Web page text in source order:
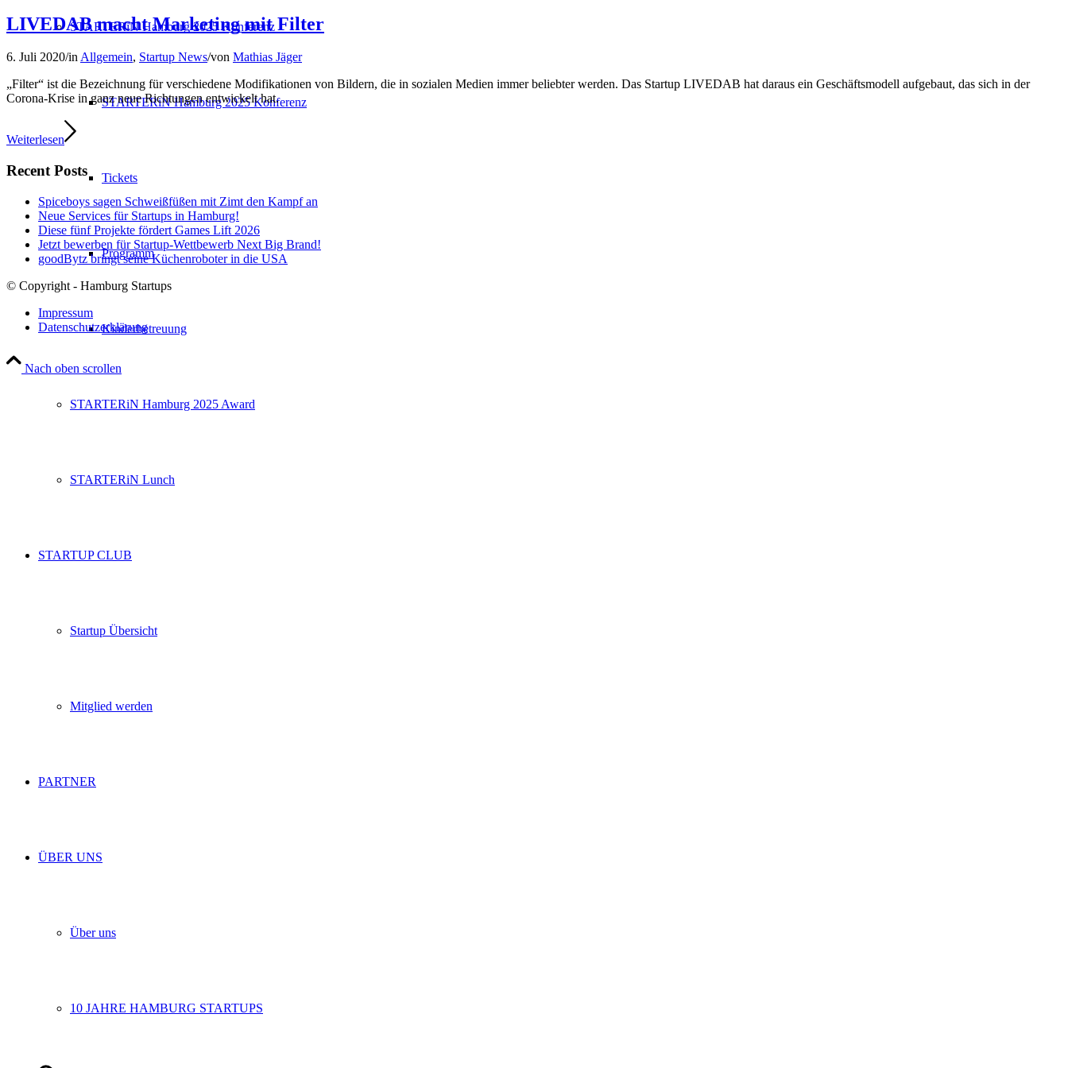
STARTERiN Hamburg 2025 Konferenz
STARTERiN Hamburg 2025 Konferenz
Tickets
Programm
Kinderbetreuung
STARTERiN Hamburg 2025 Award
STARTERiN Lunch
STARTUP CLUB
Startup Übersicht
Mitglied werden
PARTNER
ÜBER UNS
Über uns
10 JAHRE HAMBURG STARTUPS
LIVEDAB macht Marketing mit Filter
6. Juli 2020/inAllgemein, Startup News/von Mathias Jäger
„Filter“ ist die Bezeichnung für verschiedene Modifikationen von Bildern, die in sozialen Medien immer beliebter werden. Das Startup LIVEDAB hat daraus ein Geschäftsmodell aufgebaut, das sich in der
Corona-Krise in ganz neue Richtungen entwickelt hat.
Weiterlesen
Recent Posts
Spiceboys sagen Schweißfüßen mit Zimt den Kampf an
Neue Services für Startups in Hamburg!
Diese fünf Projekte fördert Games Lift 2026
Jetzt bewerben für Startup-Wettbewerb Next Big Brand!
goodBytz bringt seine Küchenroboter in die USA
© Copyright - Hamburg Startups
Impressum
Datenschutzerklärung
Nach oben scrollen